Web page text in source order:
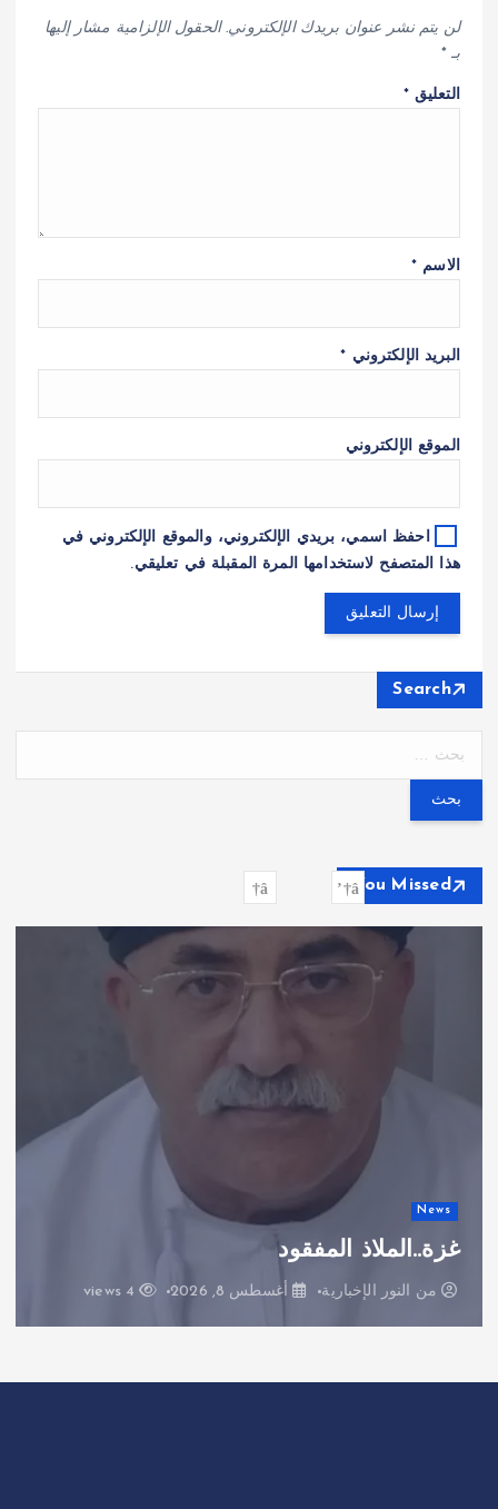
لن يتم نشر عنوان بريدك الإلكتروني. الحقول الإلزامية مشار إليها
بـ*
التعليق*
الاسم *
البريد الإلكتروني *
الموقع الإلكتروني
احفظ اسمي، بريدي الإلكتروني، والموقع الإلكتروني في
هذا المتصفح لاستخدامها المرة المقبلة في تعليقي.
Search
ح
ع
You Missed
News
حسّ الجماد 10
من النور الإخبارية أغسطس 8, 2026 3 views